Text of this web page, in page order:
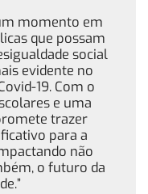
momento em
que possam
social
evidente no
19. Com o
e uma
trazer
para a
não
o futuro da